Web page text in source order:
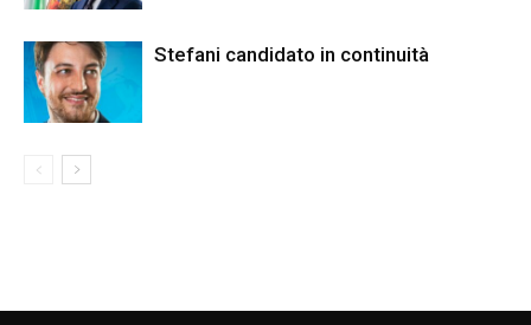
Stefani candidato in continuità